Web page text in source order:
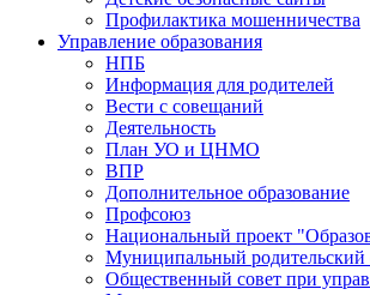
Профилактика мошенничества
Управление образования
НПБ
Информация для родителей
Вести с совещаний
Деятельность
План УО и ЦНМО
ВПР
Дополнительное образование
Профсоюз
Национальный проект
Муниципальный родительский
Общественный совет при